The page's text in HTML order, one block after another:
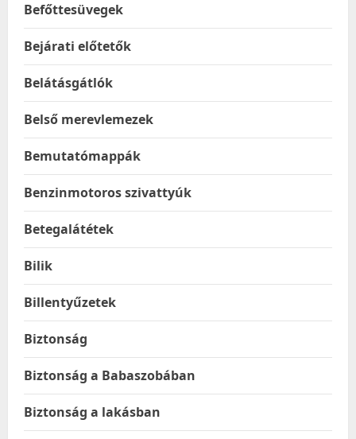
Befőttesüvegek
Bejárati előtetők
Belátásgátlók
Belső merevlemezek
Bemutatómappák
Benzinmotoros szivattyúk
Betegalátétek
Bilik
Billentyűzetek
Biztonság
Biztonság a Babaszobában
Biztonság a lakásban